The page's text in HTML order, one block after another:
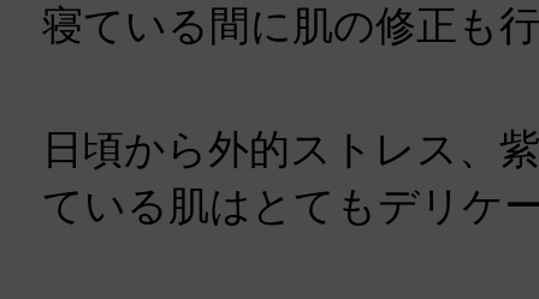
寝ている間に肌の修正も
日頃から外的ストレス、
ている肌はとてもデリケ